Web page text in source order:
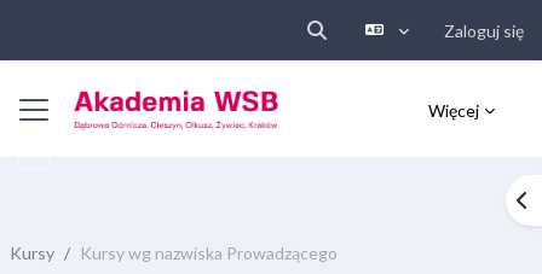
Przełącznik wyszukiwarki
Zaloguj się
Panel boczny Więcej
Kursy Kursy wg nazwiska Prowadzącego